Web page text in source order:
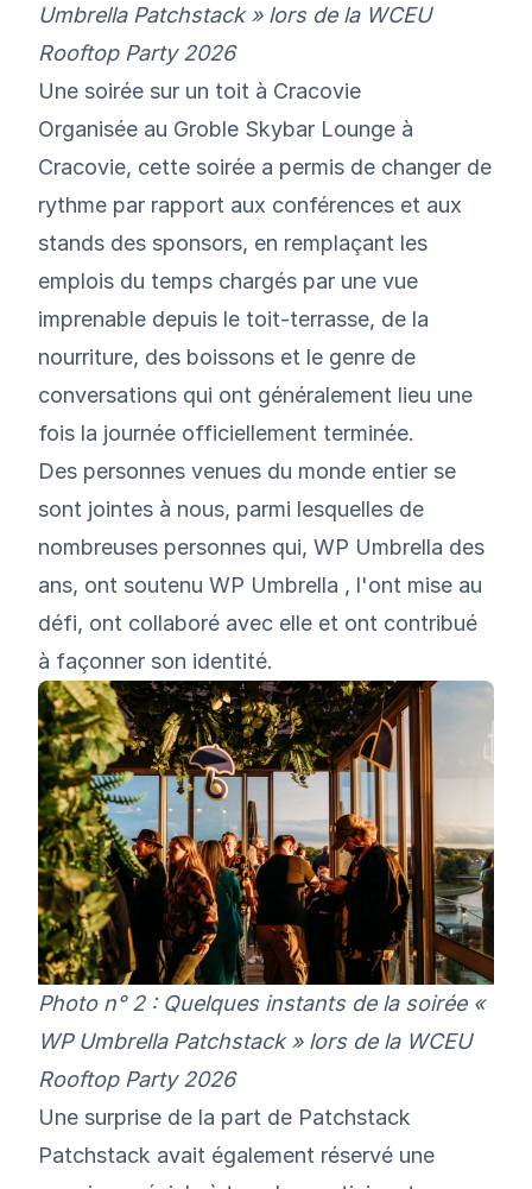
Umbrella Patchstack » lors de la WCEU
Rooftop Party 2026
Une soirée sur un toit à Cracovie
Organisée au Groble Skybar Lounge à
Cracovie, cette soirée a permis de changer de
rythme par rapport aux conférences et aux
stands des sponsors, en remplaçant les
emplois du temps chargés par une vue
imprenable depuis le toit-terrasse, de la
nourriture, des boissons et le genre de
conversations qui ont généralement lieu une
fois la journée officiellement terminée.
Des personnes venues du monde entier se
sont jointes à nous, parmi lesquelles de
nombreuses personnes qui, WP Umbrella des
ans, ont soutenu WP Umbrella , l'ont mise au
défi, ont collaboré avec elle et ont contribué
à façonner son identité.
Photo n° 2 : Quelques instants de la soirée «
WP Umbrella Patchstack » lors de la WCEU
Rooftop Party 2026
Une surprise de la part de Patchstack
Patchstack avait également réservé une